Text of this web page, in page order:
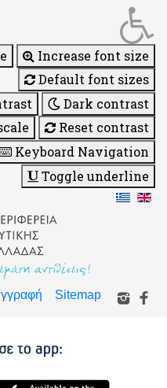
Increase font size
Default font sizes
Dark contrast
Reset contrast
Keyboard Navigation
Toggle underline
Sitemap